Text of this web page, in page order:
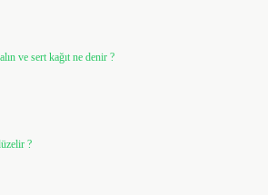
ve sert kağıt ne denir ?
?